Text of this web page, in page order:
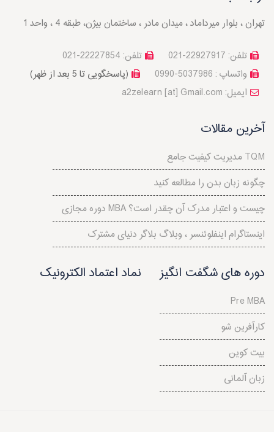
تهران ، بلوار میرداماد ، میدان مادر ، ساختمان بیژن، طبقه 4 ، واحد 1
تلفن: 22227854-021
تلفن: 22927917-021
(پاسخگویی تا 5 بعد از ظهر)
واتساپ : 5037986-0990
a2zelearn [at] Gmail.com :ایمیل
آخرین مقالات
مدیریت کیفیت جامع TQM
چگونه زبان بدن را مطالعه کنید
دوره مجازی MBA چیست و اعتبار مدرک آن چقدر است؟
اینستاگرام اینفلوئنسر ، وبلاگ بلاگر دنیای مشترک
دوره های شگفت انگیز
Pre MBA
کارآفرین شو
بیت کوین
زبان آلمانی
نماد اعتماد الکترونیک